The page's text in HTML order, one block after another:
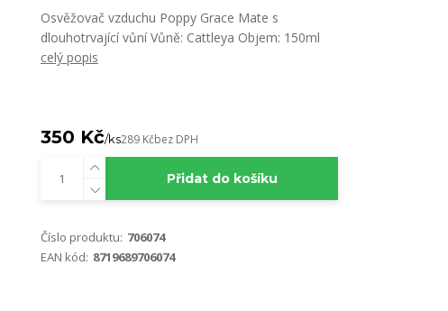
Osvěžovač vzduchu Poppy Grace Mate s
dlouhotrvající vůní Vůně: Cattleya Objem: 150ml
celý popis
350 Kč/ks289 Kčbez DPH
Přidat do košíku
Číslo produktu: 706074
EAN kód: 8719689706074